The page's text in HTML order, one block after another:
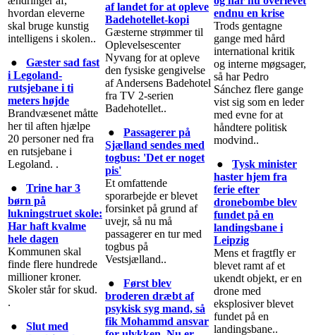
hvordan eleverne
skal bruge kunstig
intelligens i skolen..
● Gæster sad fast
i Legoland-
rutsjebane i ti
meters højde
Brandvæsenet måtte
her til aften hjælpe
20 personer ned fra
en rutsjebane i
Legoland. .
● Trine har 3
børn på
lukningstruet skole:
Har haft kvalme
hele dagen
Kommunen skal
finde flere hundrede
millioner kroner.
Skoler står for skud.
.
● Slut med
af landet for at opleve
Badehotellet-kopi
Gæsterne strømmer til
Oplevelsescenter
Nyvang for at opleve
den fysiske gengivelse
af Andersens Badehotel
fra TV 2-serien
Badehotellet..
● Passagerer på
Sjælland sendes med
togbus: 'Det er noget
pis'
Et omfattende
sporarbejde er blevet
forsinket på grund af
uvejr, så nu må
passagerer en tur med
togbus på
Vestsjælland..
● Først blev
broderen dræbt af
psykisk syg mand, så
fik Mohammd ansvar
endnu en krise
Trods gentagne
gange med hård
international kritik
og interne møgsager,
så har Pedro
Sánchez flere gange
vist sig som en leder
med evne for at
håndtere politisk
modvind..
● Tysk minister
haster hjem fra
ferie efter
dronebombe blev
fundet på en
landingsbane i
Leipzig
Mens et fragtfly er
blevet ramt af et
ukendt objekt, er en
drone med
eksplosiver blevet
fundet på en
landingsbane..